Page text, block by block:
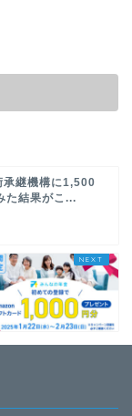
承継機構に1,500
た結果がこ...